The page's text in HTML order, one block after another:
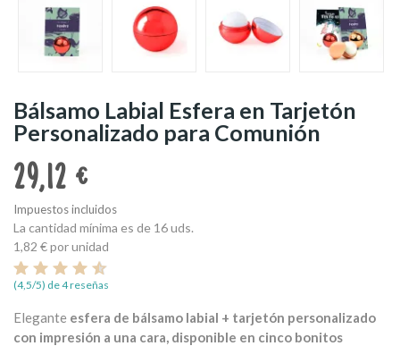
Bálsamo Labial Esfera en Tarjetón
Personalizado para Comunión
29,12 €
Impuestos incluidos
La cantidad mínima es de 16 uds.
1,82 €por unidad
(4,5/5) de 4 reseñas
Elegante esfera de bálsamo labial + tarjetón personalizado
con impresión a una cara, disponible en cinco bonitos